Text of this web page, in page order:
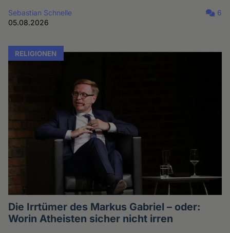
Sebastian Schnelle
05.08.2026
6
RELIGIONEN
Die Irrtümer des Markus Gabriel – oder:
Worin Atheisten sicher nicht irren